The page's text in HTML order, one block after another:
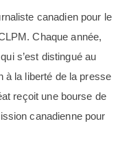
canadien pour le
Chaque année,
s’est distingué au
à la liberté de la presse
reçoit une bourse de
canadienne pour